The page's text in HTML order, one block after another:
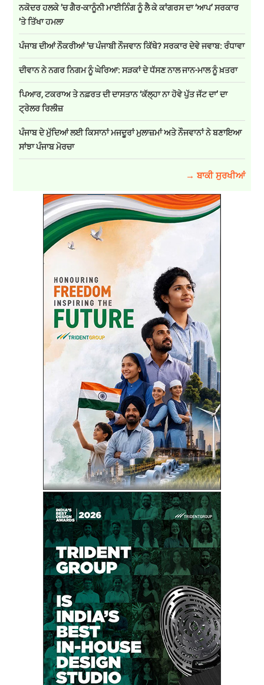
ਨਕੋਦਰ ਹਲਕੇ ’ਚ ਗੈਰ-ਕਾਨੂੰਨੀ ਮਾਈਨਿੰਗ ਨੂੰ ਲੈ ਕੇ ਕਾਂਗਰਸ ਦਾ ‘ਆਪ’ ਸਰਕਾਰ
’ਤੇ ਤਿੱਖਾ ਹਮਲਾ
ਪੰਜਾਬ ਦੀਆਂ ਨੌਕਰੀਆਂ ’ਚ ਪੰਜਾਬੀ ਨੌਜਵਾਨ ਕਿੱਥੇ? ਸਰਕਾਰ ਦੇਵੇ ਜਵਾਬ: ਰੰਧਾਵਾ
ਦੀਵਾਨ ਨੇ ਨਗਰ ਨਿਗਮ ਨੂੰ ਘੇਰਿਆ: ਸੜਕਾਂ ਦੇ ਧੱਸਣ ਨਾਲ ਜਾਨ-ਮਾਲ ਨੂੰ ਖ਼ਤਰਾ
ਪਿਆਰ, ਟਕਰਾਅ ਤੇ ਨਫ਼ਰਤ ਦੀ ਦਾਸਤਾਨ ‘ਕੱਲ੍ਹਾ ਨਾ ਹੋਵੇ ਪੁੱਤ ਜੱਟ ਦਾ’ ਦਾ
ਟ੍ਰੇਲਰ ਰਿਲੀਜ਼
ਪੰਜਾਬ ਦੇ ਮੁੱਦਿਆਂ ਲਈ ਕਿਸਾਨਾਂ ਮਜਦੂਰਾਂ ਮੁਲਾਜ਼ਮਾਂ ਅਤੇ ਨੌਜਵਾਨਾਂ ਨੇ ਬਣਾਇਆ
ਸਾਂਝਾ ਪੰਜਾਬ ਮੋਰਚਾ
→ ਬਾਕੀ ਸੁਰਖੀਆਂ